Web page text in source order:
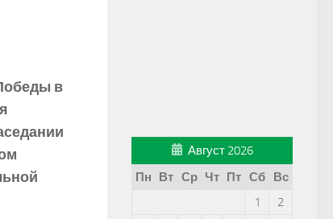
в
Август 2026
Пн
Вт Ср Чт Пт Сб
Вс
1
2